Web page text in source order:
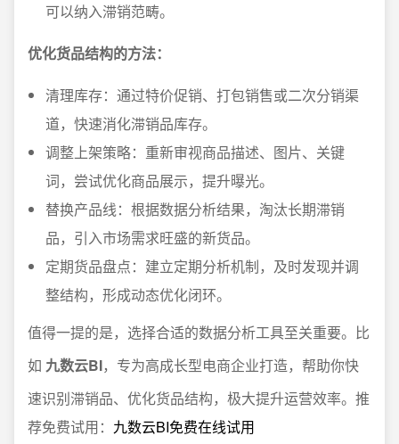
可以纳入滞销范畴。
优化货品结构的方法：
清理库存：通过特价促销、打包销售或二次分销渠
道，快速消化滞销品库存。
调整上架策略：重新审视商品描述、图片、关键
词，尝试优化商品展示，提升曝光。
替换产品线：根据数据分析结果，淘汰长期滞销
品，引入市场需求旺盛的新货品。
定期货品盘点：建立定期分析机制，及时发现并调
整结构，形成动态优化闭环。
值得一提的是，选择合适的数据分析工具至关重要。比
如 九数云BI，专为高成长型电商企业打造，帮助你快
速识别滞销品、优化货品结构，极大提升运营效率。推
荐免费试用： 九数云BI免费在线试用